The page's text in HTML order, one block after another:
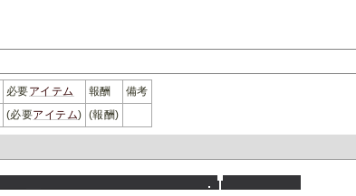
必要アイテム 報酬
備考
(必要アイテム) (報酬)